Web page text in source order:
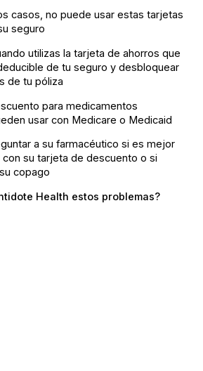
casos, no puede usar estas tarjetas
seguro
utilizas la tarjeta de ahorros que
de tu seguro y desbloquear
de tu póliza
para medicamentos
usar con Medicare o Medicaid
a su farmacéutico si es mejor
su tarjeta de descuento o si
copago
Health estos problemas?